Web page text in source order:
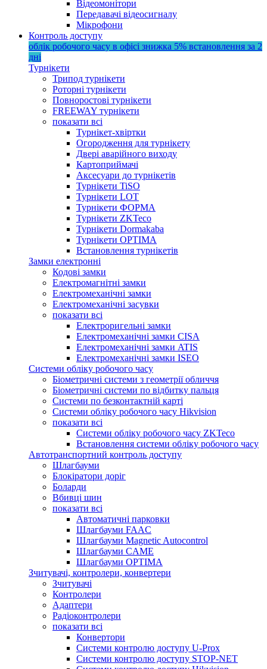
Відеомонітори
Передавачі відеосигналу
Мікрофони
Контроль доступу
облік робочого часу в офісі знижка 5% встановлення за 2
дні
Турнікети
Трипод турнікети
Роторні турнікети
Повноростові турнікети
FREEWAY турнікети
показати всі
Турнікет-хвіртки
Огородження для турнікету
Двері аварійного виходу
Картоприймачі
Аксесуари до турнікетів
Турнікети TiSO
Турнікети LOT
Турнікети ФОРМА
Турнікети ZKTeco
Турнікети Dormakaba
Турнікети OPTIMA
Встановлення турнікетів
Замки електронні
Кодові замки
Електромагнітні замки
Електромеханічні замки
Електромеханічні засувки
показати всі
Електроригельні замки
Електромеханічні замки CISA
Електромеханічні замки ATIS
Електромеханічні замки ISEO
Системи обліку робочого часу
Біометричні системи з геометрії обличчя
Біометричні системи по відбитку пальця
Системи по безконтактній карті
Системи обліку робочого часу Hikvision
показати всі
Системи обліку робочого часу ZKTeco
Встановлення системи обліку робочого часу
Автотранспортний контроль доступу
Шлагбауми
Блокіратори доріг
Боларди
Вбивці шин
показати всі
Автоматичні парковки
Шлагбауми FAAC
Шлагбауми Magnetic Autocontrol
Шлагбауми CAME
Шлагбауми OPTIMA
Зчитувачі, контролери, конвертери
Зчитувачі
Контролери
Адаптери
Радіоконтролери
показати всі
Конвертори
Системи контролю доступу U-Prox
Системи контролю доступу STOP-NET